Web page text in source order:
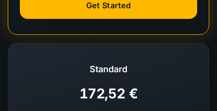
Standard
172,52 €
Get Started